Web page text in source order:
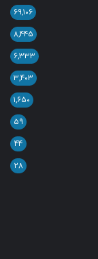
۶۹,۱۰۶
۸,۴۴۵
۶,۳۳۳
۳,۴۰۳
۱,۶۵۰
۵۹
۴۴
۲۸